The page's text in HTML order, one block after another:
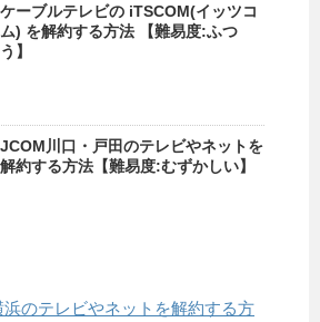
ケーブルテレビの iTSCOM(イッツコ
ム) を解約する方法 【難易度:ふつ
う】
JCOM川口・戸田のテレビやネットを
解約する方法【難易度:むずかしい】
のテレビやネットを解約する方